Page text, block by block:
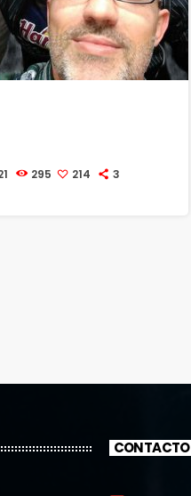
295 214 3
CONTACTO